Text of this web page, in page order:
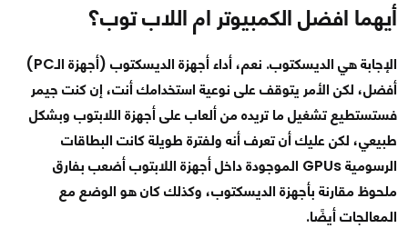
أيهما افضل الكمبيوتر ام اللاب توب؟
الإجابة هي الديسكتوب. نعم، أداء أجهزة الديسكتوب (أجهزة الـPC)
أفضل، لكن الأمر يتوقف على نوعية استخدامك أنت، إن كنت جيمر
فستستطيع تشغيل ما تريده من ألعاب على أجهزة اللابتوب وبشكل
طبيعي، لكن عليك أن تعرف أنه ولفترة طويلة كانت البطاقات
الرسومية GPUs الموجودة داخل أجهزة اللابتوب أضعب بفارق
ملحوظ مقارنة بأجهزة الديسكتوب، وكذلك كان هو الوضع مع
المعالجات أيضًا.